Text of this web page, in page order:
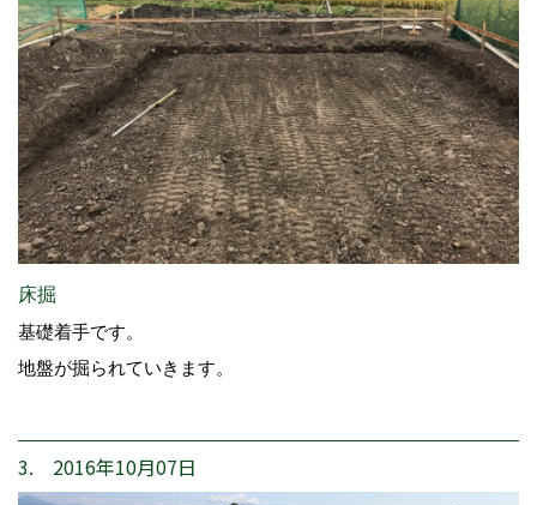
床掘
基礎着手です。
地盤が掘られていきます。
3. 2016年10月07日